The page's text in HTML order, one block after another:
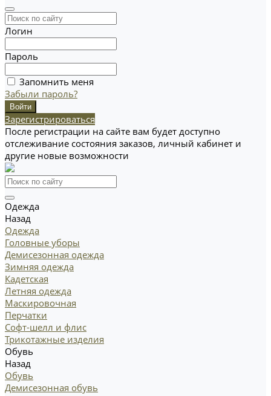
Логин
Пароль
Запомнить меня
Забыли пароль?
Зарегистрироваться
После регистрации на сайте вам будет доступно
отслеживание состояния заказов, личный кабинет и
другие новые возможности
Одежда
Назад
Одежда
Головные уборы
Демисезонная одежда
Зимняя одежда
Кадетская
Летняя одежда
Маскировочная
Перчатки
Софт-шелл и флис
Трикотажные изделия
Обувь
Назад
Обувь
Демисезонная обувь